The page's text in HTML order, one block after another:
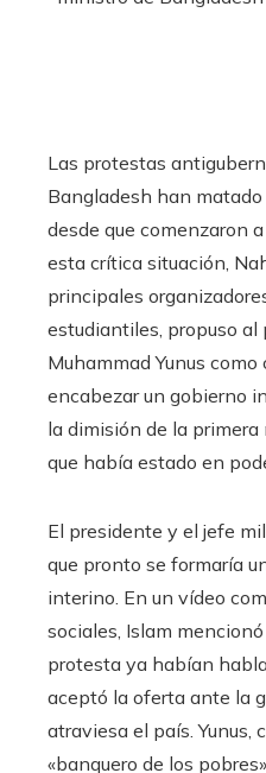
Las protestas
Bangladesh han
desde que comenzaron
esta crítica situación,
principales
estudiantiles, propuso al
Muhammad Yunus
encabezar un gobierno
la dimisión de la
que había estado en
El presidente y el jefe
que pronto se formaría
interino. En un vídeo
sociales, Islam
protesta ya habían
aceptó la oferta ante la
atraviesa el país. Yunus,
«banquero de los